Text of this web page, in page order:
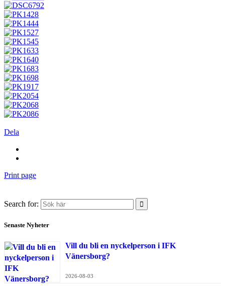
Dela
Print page
Search for:
Senaste Nyheter
Vill du bli en nyckelperson i IFK
Vänersborg?
2026-08-03